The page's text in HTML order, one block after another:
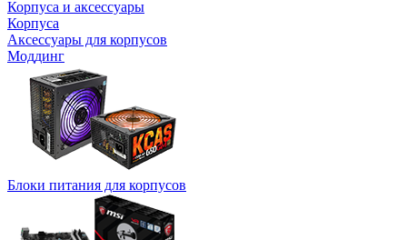
Корпуса и аксессуары
Корпуса
Аксессуары для корпусов
Моддинг
Блоки питания для корпусов